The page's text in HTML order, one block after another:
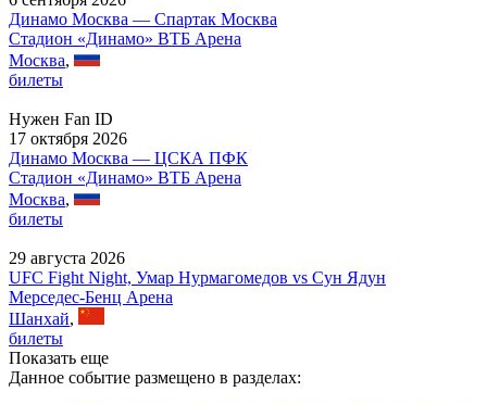
Динамо Москва — Спартак Москва
Стадион «Динамо» ВТБ Арена
Москва,
билеты
Нужен Fan ID
17 октября 2026
Динамо Москва — ЦСКА ПФК
Стадион «Динамо» ВТБ Арена
Москва,
билеты
29 августа 2026
UFC Fight Night, Умар Нурмагомедов vs Сун Ядун
Мерседес-Бенц Арена
Шанхай,
билеты
Показать еще
Данное событие размещено в разделах: